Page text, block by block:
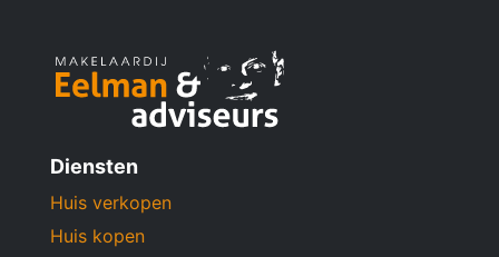
Diensten
Huis verkopen
Huis kopen